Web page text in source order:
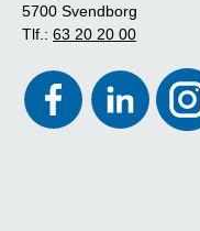
5700 Svendborg
Tlf.: 63 20 20 00